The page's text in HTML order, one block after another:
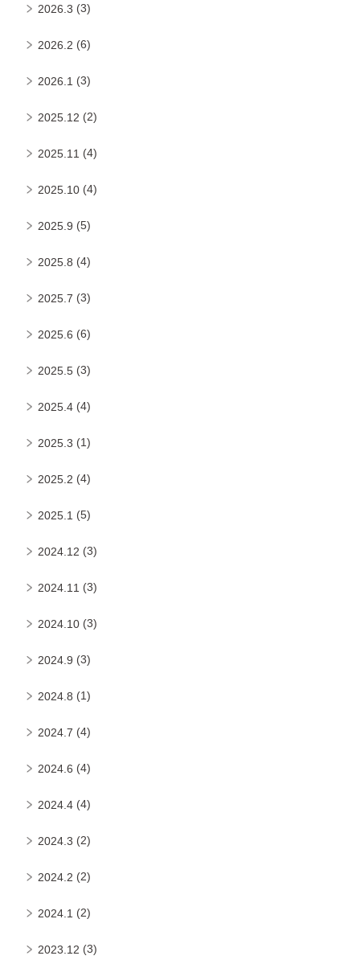
2026.3 (3)
2026.2 (6)
2026.1 (3)
2025.12 (2)
2025.11 (4)
2025.10 (4)
2025.9 (5)
2025.8 (4)
2025.7 (3)
2025.6 (6)
2025.5 (3)
2025.4 (4)
2025.3 (1)
2025.2 (4)
2025.1 (5)
2024.12 (3)
2024.11 (3)
2024.10 (3)
2024.9 (3)
2024.8 (1)
2024.7 (4)
2024.6 (4)
2024.4 (4)
2024.3 (2)
2024.2 (2)
2024.1 (2)
2023.12 (3)